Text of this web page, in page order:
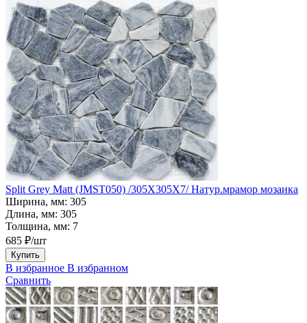
Split Grey Matt (JMST050) /305X305X7/ Натур.мрамор мозаика
Ширина, мм: 305
Длина, мм: 305
Толщина, мм: 7
685 ₽/шт
Купить
В избранное В избранном
Сравнить